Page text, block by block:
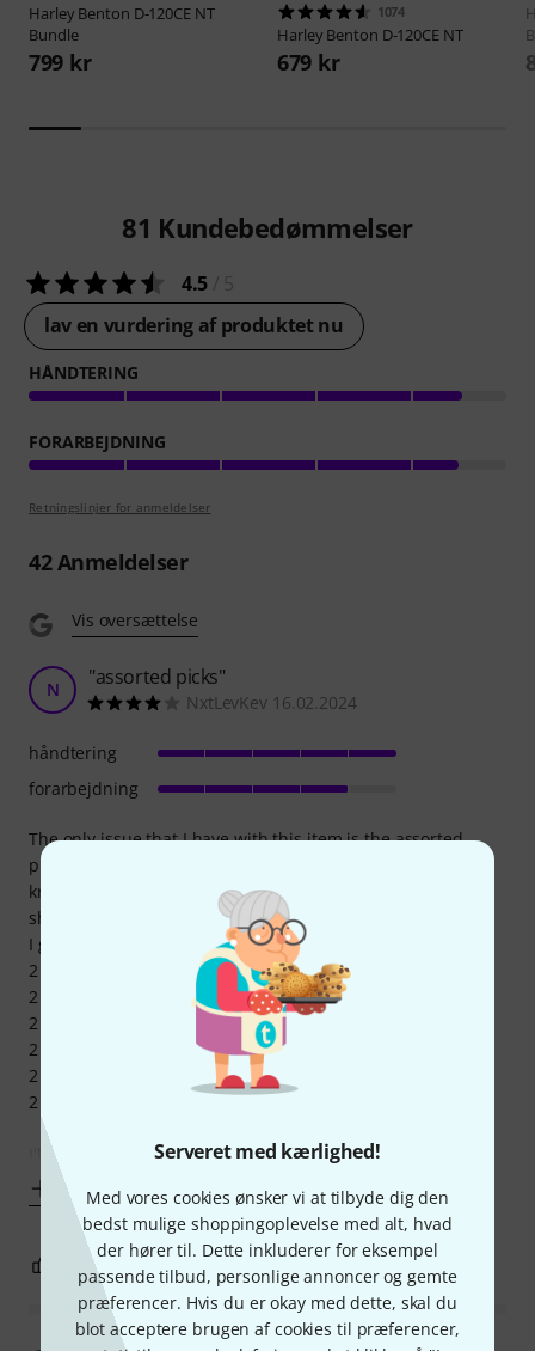
Serveret med kærlighed!
Med vores cookies ønsker vi at tilbyde dig den
bedst mulige shoppingoplevelse med alt, hvad
der hører til. Dette inkluderer for eksempel
passende tilbud, personlige annoncer og gemte
præferencer. Hvis du er okay med dette, skal du
blot acceptere brugen af cookies til præferencer,
Harley Benton D-120CE NT
Bundle
799 kr
1074
Harley Benton D-120CE NT
679 kr
81 Kundebedømmelser
4.5
lav en vurdering af produktet nu
HÅNDTERING
FORARBEJDNING
Retningslinjer for anmeldelser
42Anmeldelser
Vis oversættelse
N "assorted picks"
NxtLevKev 16.02.2024
The only issue that I have with this item is the assorted
picks. I use the same size picks consistently, and I don't
know anyone else who uses different sized picks. There
should be an option to choose what size you want.
I got
2 × 0.58mm
2 × 0.71mm
2 × 0.81mm
2 × 0.96mm
2 × 1.20mm
2 × 1.50mm
I'll maybe use the two thicker pairs,
Vis mere
håndtering
forarbejdning
0